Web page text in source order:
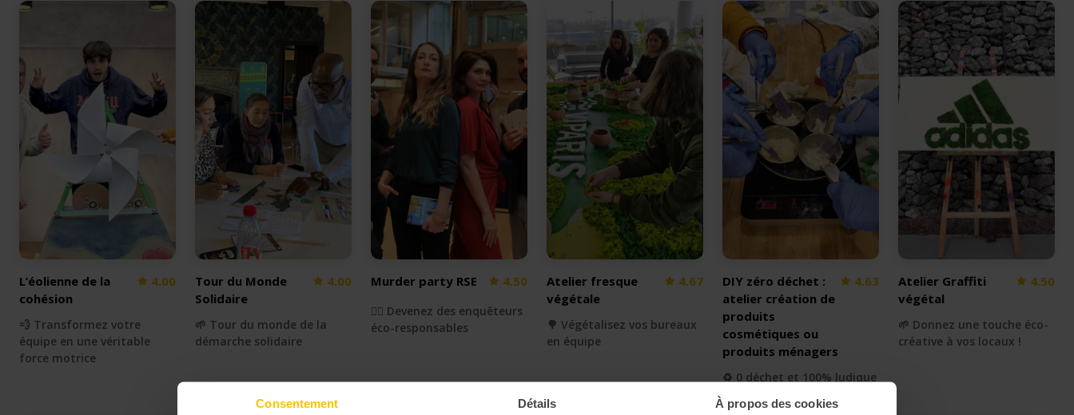
Consentement Détails À propos des cookies
L’éolienne de la
cohésion
4.00
💨 Transformez votre
équipe en une véritable
force motrice
Tour du Monde
Solidaire
4.00
🌱 Tour du monde de la
démarche solidaire
Murder party RSE 4.50
🕵🏻 Devenez des enquêteurs
éco-responsables
Atelier fresque
végétale
4.67
🌳 Végétalisez vos bureaux
en équipe
DIY zéro déchet :
atelier création de
produits
cosmétiques ou
produits ménagers
4.63
♻️ 0 déchet et 100% ludique
Atelier Graffiti
végétal
4.50
🌱 Donnez une touche éco-
créative à vos locaux !